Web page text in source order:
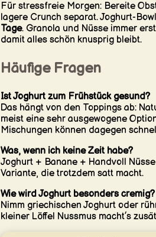
Für stressfreie Morgen: Bereite
lagere Crunch separat. Joghurt-
Tage. Granola und Nüsse immer
damit alles schön knusprig bleibt.
Häufige Fragen
Ist Joghurt zum Frühstück gesund?
Das hängt von den Toppings ab:
meist eine sehr ausgewogene
Mischungen können dagegen
Was, wenn ich keine Zeit habe?
Joghurt + Banane + Handvoll
Variante, die trotzdem satt macht.
Wie wird Joghurt besonders cremig?
Nimm griechischen Joghurt oder
kleiner Löffel Nussmus macht’s